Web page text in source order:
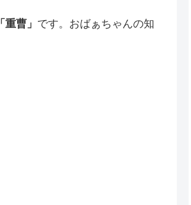
「重曹」 です。おばぁちゃんの知